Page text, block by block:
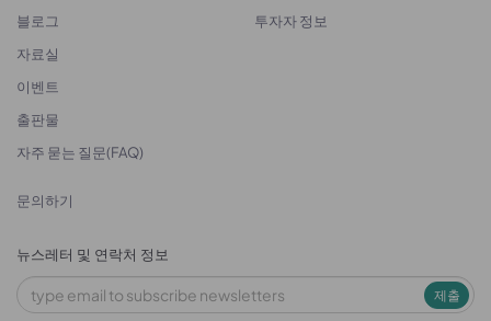
블로그
자료실
이벤트
출판물
자주 묻는 질문(FAQ)
투자자 정보
문의하기
뉴스레터 및 연락처 정보
제출